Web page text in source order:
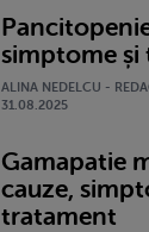
simptome și
ALINA NEDELCU -
31.08.2025
Gamapatie
cauze,
tratament